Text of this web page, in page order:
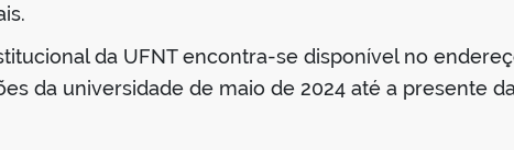
da UFNT encontra-se disponível no
da universidade de maio de 2024 até a presente